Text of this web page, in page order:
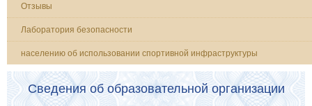
Отзывы
Лаборатория безопасности
населению об использовании спортивной инфраструктуры
Сведения об образовательной организации